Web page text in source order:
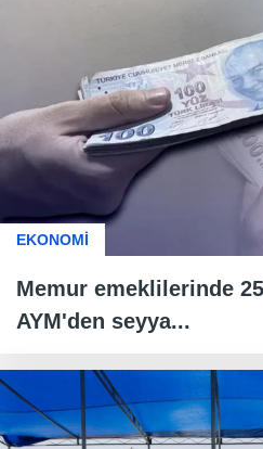
EKONOMİ
Memur emeklilerinde
AYM'den seyya...